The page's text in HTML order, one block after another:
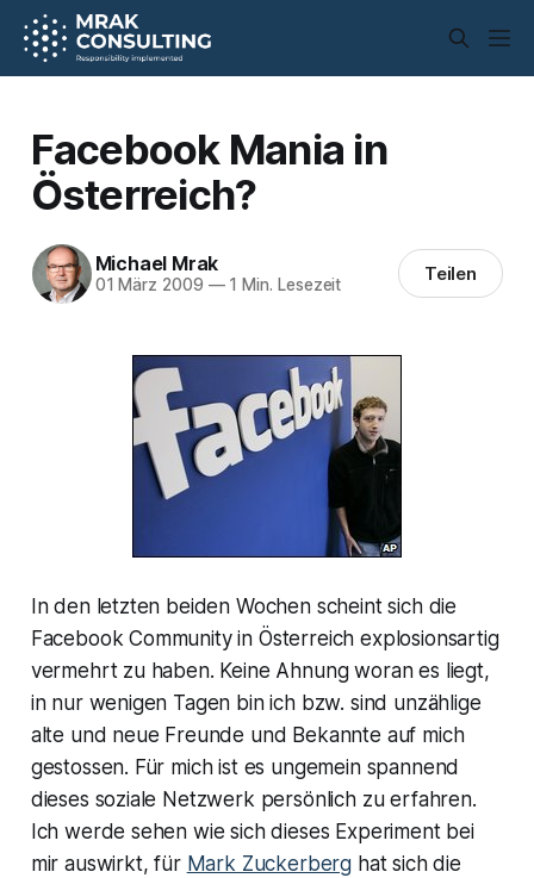
Facebook Mania in
Österreich?
Michael Mrak
01 März 2009 —1 Min. Lesezeit Teilen
In den letzten beiden Wochen scheint sich die
Facebook Community in Österreich explosionsartig
vermehrt zu haben. Keine Ahnung woran es liegt,
in nur wenigen Tagen bin ich bzw. sind unzählige
alte und neue Freunde und Bekannte auf mich
gestossen. Für mich ist es ungemein spannend
dieses soziale Netzwerk persönlich zu erfahren.
Ich werde sehen wie sich dieses Experiment bei
mir auswirkt, für Mark Zuckerberg hat sich die